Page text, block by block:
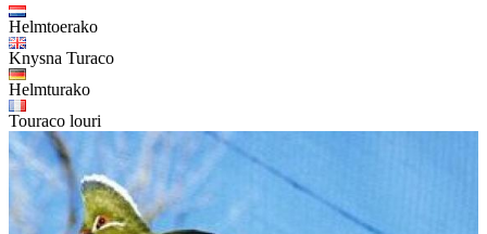
Helmtoerako
Knysna Turaco
Helmturako
Touraco louri